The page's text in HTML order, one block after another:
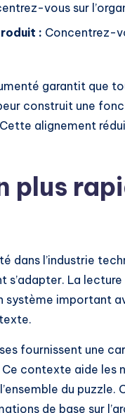
vous sur
: Concentrez-
garantit que
construit une
alignement
plus
dans l’industrie
s’adapter. La
système important
fournissent une
contexte aide les
du
de base sur